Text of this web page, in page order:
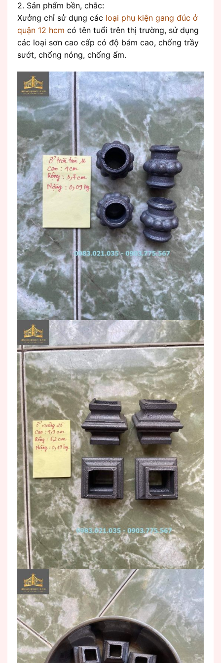
2. Sản phẩm bền, chắc:
Xưởng chỉ sử dụng các loại phụ kiện gang đúc ở
quận 12 hcm có tên tuổi trên thị trường, sử dụng
các loại sơn cao cấp có độ bám cao, chống trầy
sướt, chống nóng, chống ẩm.